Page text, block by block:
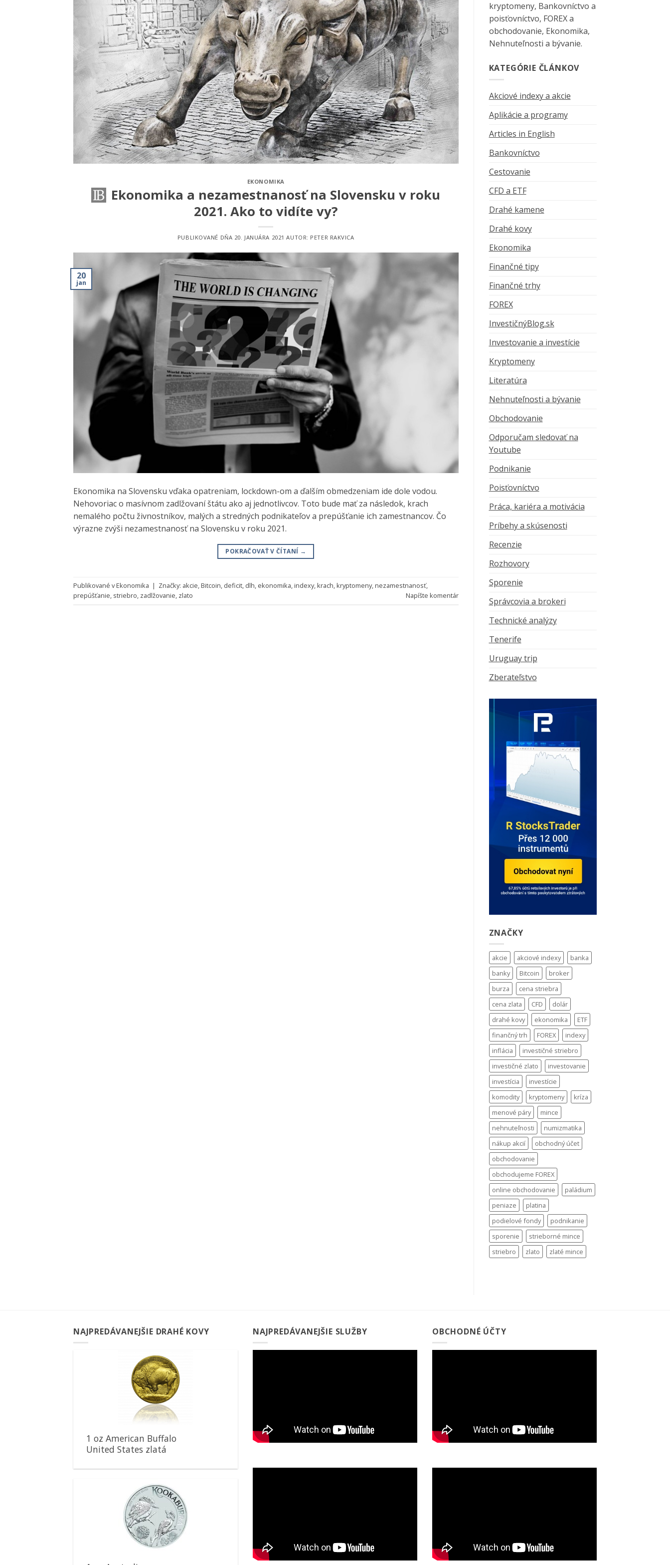
EKONOMIKA
Ekonomika a nezamestnanosť na Slovensku v roku
2021. Ako to vidíte vy?
PUBLIKOVANÉ DŇA 20. JANUÁRA 2021 AUTOR: PETER RAKVICA
20
jan
Ekonomika na Slovensku vďaka opatreniam, lockdown-om a ďalším obmedzeniam ide dole vodou.
Nehovoriac o masívnom zadlžovaní štátu ako aj jednotlivcov. Toto bude mať za následok, krach
nemalého počtu živnostníkov, malých a stredných podnikateľov a prepúšťanie ich zamestnancov. Čo
výrazne zvýši nezamestnanosť na Slovensku v roku 2021.
POKRAČOVAŤ V ČÍTANÍ →
Publikované vEkonomika | Značky: akcie,Bitcoin, deficit, dlh, ekonomika,indexy,krach,kryptomeny,nezamestnanosť,
prepúšťanie, striebro, zadlžovanie, zlato Napíšte komentár
kryptomeny, Bankovníctvo a
poisťovníctvo, FOREX a
obchodovanie, Ekonomika,
Nehnuteľnosti a bývanie.
KATEGÓRIE ČLÁNKOV
Akciové indexy a akcie
Aplikácie a programy
Articles in English
Bankovníctvo
Cestovanie
CFD a ETF
Drahé kamene
Drahé kovy
Ekonomika
Finančné tipy
Finančné trhy
FOREX
InvestičnýBlog.sk
Investovanie a investície
Kryptomeny
Literatúra
Nehnuteľnosti a bývanie
Obchodovanie
Odporučam sledovať na
Youtube
Podnikanie
Poisťovníctvo
Práca, kariéra a motivácia
Príbehy a skúsenosti
Recenzie
Rozhovory
Sporenie
Správcovia a brokeri
Technické analýzy
Tenerife
Uruguay trip
Zberateľstvo
ZNAČKY
akcie akciové indexy
banka
banky
Bitcoin
broker
burza
cena striebra
cena zlata
CFD
dolár
drahé kovy
ekonomika
ETF
finančný trh
FOREX
indexy
inflácia
investičné striebro
investičné zlato
investovanie
investícia
investície
komodity
kryptomeny
kríza
menové páry
mince
nehnuteľnosti
numizmatika
nákup akcií
obchodný účet
obchodovanie
obchodujeme FOREX
online obchodovanie
paládium
peniaze
platina
podielové fondy
podnikanie
sporenie
strieborné mince
striebro
zlato zlaté mince
NAJPREDÁVANEJŠIE DRAHÉ KOVY
Pridať k
obľúbeným
1 oz American Buffalo
United States zlatá
Pridať k
obľúbeným
NAJPREDÁVANEJŠIE SLUŽBY OBCHODNÉ ÚČTY